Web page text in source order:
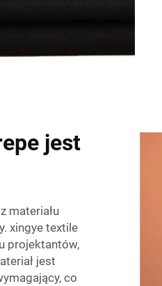
jest
materiału
xingye textile
projektantów,
jest
co